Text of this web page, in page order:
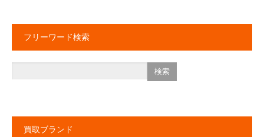
フリーワード検索
買取ブランド